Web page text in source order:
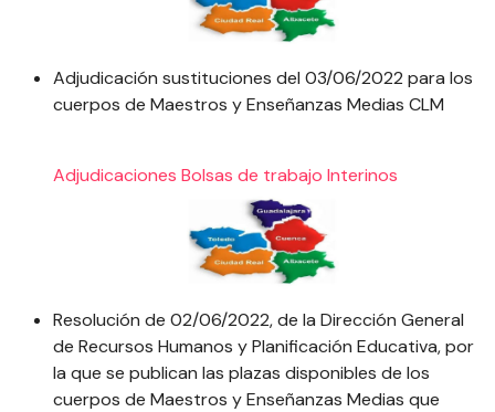
Adjudicación sustituciones del 03/06/2022 para los
cuerpos de Maestros y Enseñanzas Medias CLM
Adjudicaciones Bolsas de trabajo Interinos
Resolución de 02/06/2022, de la Dirección General
de Recursos Humanos y Planificación Educativa, por
la que se publican las plazas disponibles de los
cuerpos de Maestros y Enseñanzas Medias que